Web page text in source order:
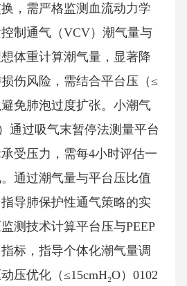
，需严格监测血流动力学
制通气（VCV）潮气量与
体重计算潮气量，显著降
伤风险，需结合平台压（≤
避免肺泡过度扩张。小潮气
通过吸气末暂停法测量平台
受压力，需每4小时评估一
通过潮气量与平台压比值
导肺保护性通气策略的实
测技术计算平台压与PEEP
标，指导个体化潮气量调
压优化（≤15cmH₂O）0102